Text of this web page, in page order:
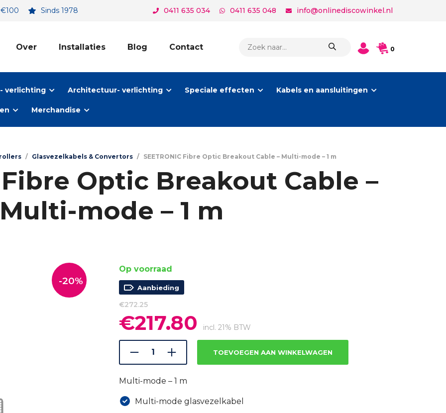
Sinds 1978 0411 635 034 0411 635 048 info@onlinediscowinkel.nl
Over Installaties Blog Contact
ZOEKEN
0
verlichting Architectuur- verlichting Speciale effecten Kabels en aansluitingen
Merchandise
/ Glasvezelkabels & Convertors / SEETRONIC Fibre Optic Breakout Cable – Multi-mode – 1 m
Fibre Optic Breakout Cable –
Multi-mode – 1 m
-20%
Op voorraad
Aanbieding
€272.25
Oorspronkelijke
prijs
was:
€272.25.
€217.80 prijs
is:
€217.80.
incl. 21% BTW
TOEVOEGEN AAN WINKELWAGEN
Multi-mode – 1 m
Multi-mode glasvezelkabel